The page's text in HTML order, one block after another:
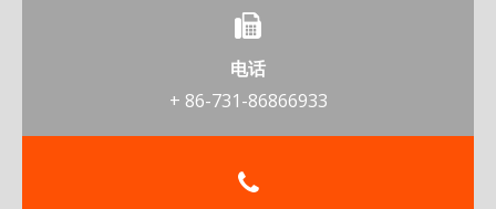
电话
+ 86-731-86866933